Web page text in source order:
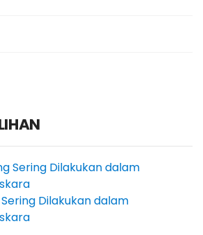
Dilakukan dalam